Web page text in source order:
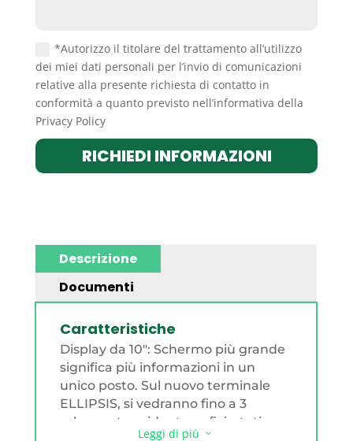
*Autorizzo il titolare del trattamento all’utilizzo
dei miei dati personali per l’invio di comunicazioni
relative alla presente richiesta di contatto in
conformità a quanto previsto nell’informativa della
Privacy Policy
RICHIEDI INFORMAZIONI
Descrizione
Documenti
Caratteristiche
Display da 10": Schermo più grande
significa più informazioni in un
unico posto. Sul nuovo terminale
ELLIPSIS, si vedranno fino a 3
schermate, widget, grafici, stati,
Leggi di più 3